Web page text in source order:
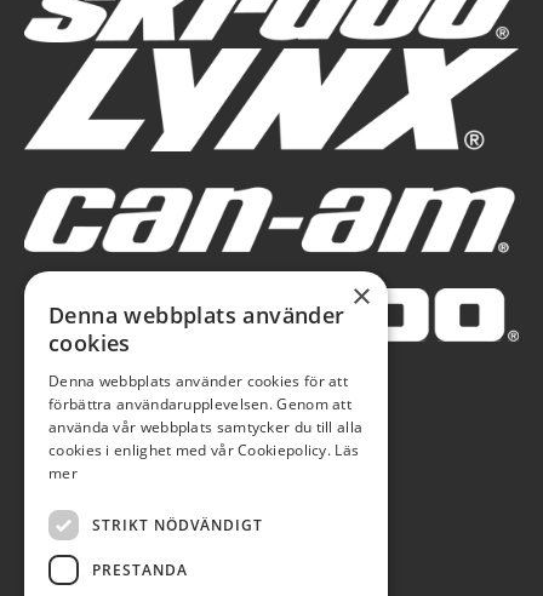
×
Denna webbplats använder
cookies
Denna webbplats använder cookies för att
förbättra användarupplevelsen. Genom att
använda vår webbplats samtycker du till alla
cookies i enlighet med vår Cookiepolicy. Läs
mer
STRIKT NÖDVÄNDIGT
PRESTANDA